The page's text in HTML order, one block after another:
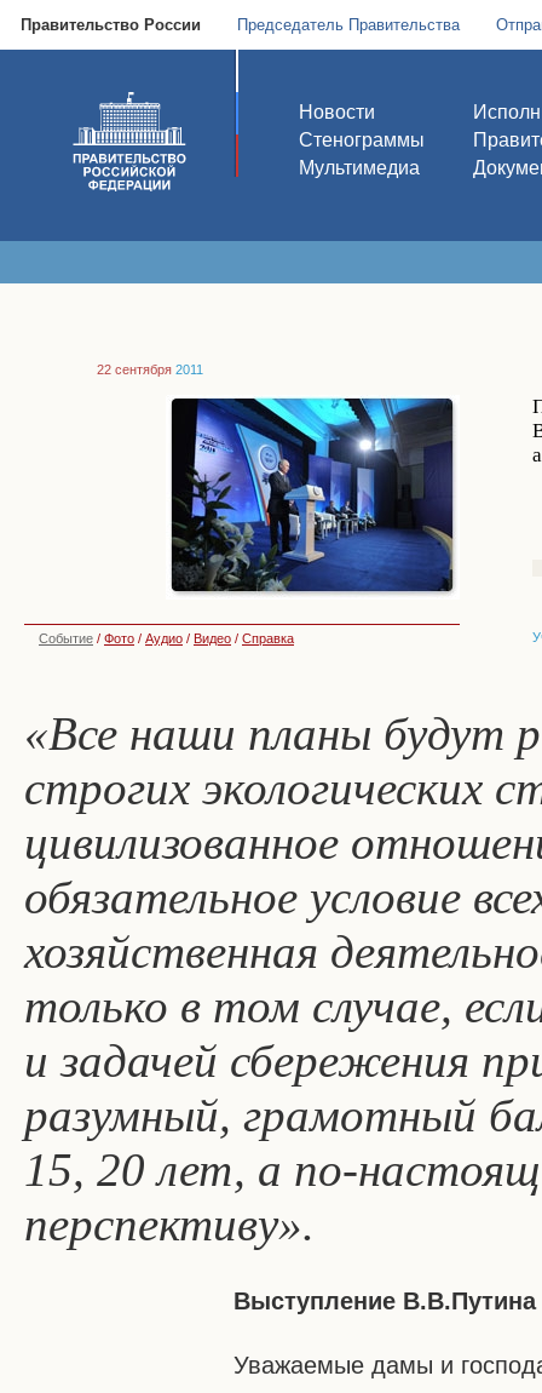
Правительство России Председатель Правительства
Новости
Стенограммы
Мультимедиа
22 сентября 2011
Событие / Фото / Аудио / Видео / Справка
«Все наши планы будут
строгих экологических
цивилизованное
обязательное условие
хозяйственная
только в том случае,
и задачей сбережения
разумный, грамотный
15, 20 лет, а по-
перспективу».
Выступление
Уважаемые дамы и